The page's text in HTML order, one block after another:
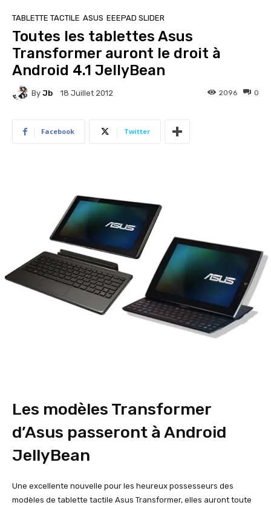
TABLETTE TACTILE ASUS EEEPAD SLIDER
Toutes les tablettes Asus
Transformer auront le droit à
Android 4.1 JellyBean
By Jb 18 Juillet 2012 0
2096
Facebook Twitter
Les modèles Transformer
d’Asus passeront à Android
JellyBean
Une excellente nouvelle pour les heureux possesseurs des
modèles de tablette tactile Asus Transformer, elles auront toute